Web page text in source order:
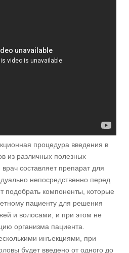
процедура введения в
из различных полезных
составляет препарат для
непосредственно перед
подобрать компоненты, которые
пациенту для решения
и волосами, и при этом не
организма пациента.
инъекциями, при
будет введено от одного до